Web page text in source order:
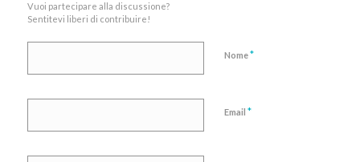
Vuoi partecipare alla discussione?
Sentitevi liberi di contribuire!
Nome*
Email *